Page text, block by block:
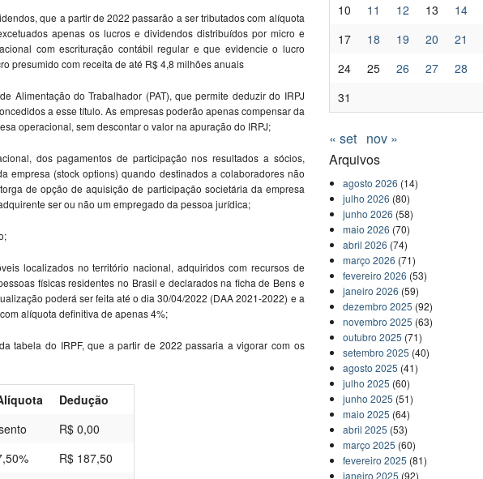
que a partir de 2022 passarão a ser tributados com alíquota
apenas os lucros e dividendos distribuídos por micro e
com escrituração contábil regular e que evidencie o lucro
presumido com receita de até R$ 4,8 milhões anuais
Alimentação do Trabalhador (PAT), que permite deduzir do IRPJ
a esse título. As empresas poderão apenas compensar da
operacional, sem descontar o valor na apuração do IRPJ;
dos pagamentos de participação nos resultados a sócios,
empresa (stock options) quando destinados a colaboradores não
de opção de aquisição de participação societária da empresa
ser ou não um empregado da pessoa jurídica;
localizados no território nacional, adquiridos com recursos de
físicas residentes no Brasil e declarados na ficha de Bens e
poderá ser feita até o dia 30/04/2022 (DAA 2021-2022) e a
alíquota definitiva de apenas 4%;
tabela do IRPF, que a partir de 2022 passaria a vigorar com os
Dedução
R$ 0,00
R$ 187,50
10
11 12 13 14
17
18 19 20 21
24
25 26 27 28
31
« set nov »
Arquivos
agosto 2026 (14)
julho 2026 (80)
junho 2026 (58)
maio 2026 (70)
abril 2026 (74)
março 2026 (71)
fevereiro 2026 (53)
janeiro 2026 (59)
dezembro 2025 (92)
novembro 2025 (63)
outubro 2025 (71)
setembro 2025 (40)
agosto 2025 (41)
julho 2025 (60)
junho 2025 (51)
maio 2025 (64)
abril 2025 (53)
março 2025 (60)
fevereiro 2025 (81)
janeiro 2025 (92)